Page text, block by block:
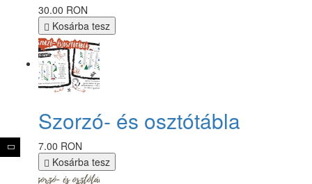
30.00 RON
Kosárba tesz
Szorzó- és osztótábla
7.00 RON
Kosárba tesz